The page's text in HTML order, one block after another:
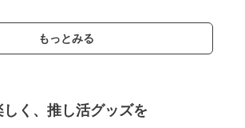
もっとみる
しく、推し活グッズを